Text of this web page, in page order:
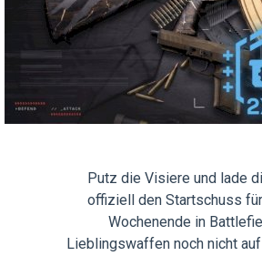
Putz die Visiere und lade
offiziell den Startschuss
Wochenende in
Lieblingswaffen noch nicht